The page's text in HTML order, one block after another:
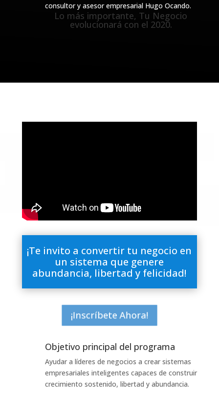
consultor y asesor empresarial Hugo Ocando.
Lo más importante, Tu Negocio
evolucionará con el 2020.
¡Te invito a convertir tu negocio en
un sistema que genere
abundancia, libertad y felicidad!
¡Inscríbete Ahora!
Objetivo principal del programa
Ayudar a líderes de negocios a crear sistemas
empresariales inteligentes capaces de construir
crecimiento sostenido, libertad y abundancia.